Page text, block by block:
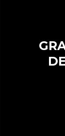
GRAN CAPACIDAD DE